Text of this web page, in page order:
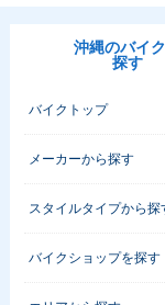
沖縄のバイ
探す
バイクトップ
メーカーから探す
スタイルタイプから探
バイクショップを探す